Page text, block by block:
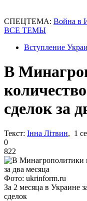
СПЕЦТЕМА: Война в
ВСЕ ТЕМЫ
Вступление
В
сделок за
Текст: Інна Літвин, 1
0
822
Фото: ukrinform.ru
За 2 месяца в Украине
сделок